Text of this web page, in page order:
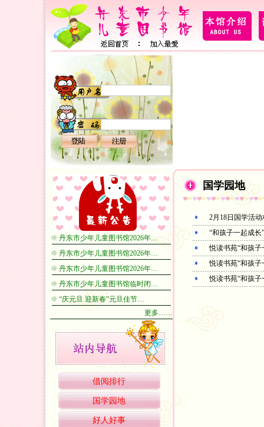
丹东市少年儿童图书馆2026年…
丹东市少年儿童图书馆2026年…
丹东市少年儿童图书馆2026年…
丹东市少年儿童图书馆临时闭…
“庆元旦 迎新春”元旦佳节…
更多……
借阅排行
国学园地
好人好事
国学园地
2月18日国学活动
“和孩子一起成
悦读书苑“和孩
悦读书苑“和孩
悦读书苑“和孩